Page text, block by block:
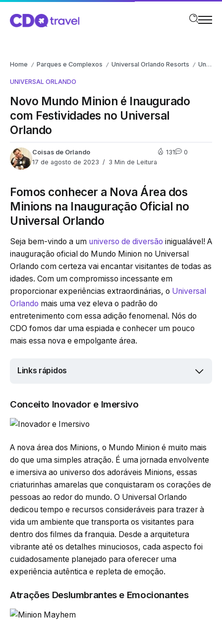
Home / Parques e Complexos / Universal Orlando Resorts / Universal Orlando
UNIVERSAL ORLANDO
Novo Mundo Minion é Inaugurado
com Festividades no Universal
Orlando
Coisas de Orlando
17 de agosto de 2023
3 Min de Leitura
131 0
Fomos conhecer a Nova Área dos
Minions na Inauguração Oficial no
Universal Orlando
Seja bem-vindo a um universo de diversão inigualável! A
inauguração oficial do Mundo Minion no Universal
Orlando com certeza vai encantar visitantes de todas as
idades. Com um compromisso incessante em
proporcionar experiências extraordinárias, o Universal
Orlando mais uma vez eleva o padrão do
entretenimento com essa adição fenomenal. Nós do
CDO fomos dar uma espiada e conhecer um pouco
mais essa nova e empolgante área.
Links rápidos
Conceito Inovador e Imersivo
A nova área dos Minions, o Mundo Minion é muito mais
do que uma simples atração. É uma jornada envolvente
e imersiva ao universo dos adoráveis Minions, essas
criaturinhas amarelas que conquistaram os corações de
pessoas ao redor do mundo. O Universal Orlando
dedicou tempo e recursos consideráveis para trazer à
vida um ambiente que transporta os visitantes para
dentro dos filmes da franquia. Desde a arquitetura
vibrante até os detalhes minuciosos, cada aspecto foi
cuidadosamente planejado para oferecer uma
experiência autêntica e repleta de emoção.
Atrações Deslumbrantes e Emocionantes